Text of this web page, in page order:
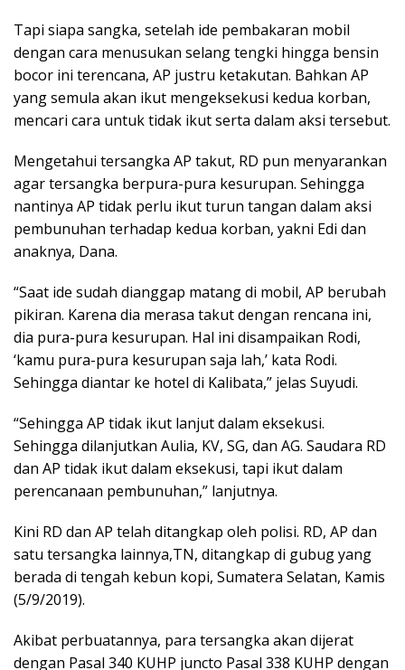
Tapi siapa sangka, setelah ide pembakaran mobil
dengan cara menusukan selang tengki hingga bensin
bocor ini terencana, AP justru ketakutan. Bahkan AP
yang semula akan ikut mengeksekusi kedua korban,
mencari cara untuk tidak ikut serta dalam aksi tersebut.
Mengetahui tersangka AP takut, RD pun menyarankan
agar tersangka berpura-pura kesurupan. Sehingga
nantinya AP tidak perlu ikut turun tangan dalam aksi
pembunuhan terhadap kedua korban, yakni Edi dan
anaknya, Dana.
“Saat ide sudah dianggap matang di mobil, AP berubah
pikiran. Karena dia merasa takut dengan rencana ini,
dia pura-pura kesurupan. Hal ini disampaikan Rodi,
‘kamu pura-pura kesurupan saja lah,’ kata Rodi.
Sehingga diantar ke hotel di Kalibata,” jelas Suyudi.
“Sehingga AP tidak ikut lanjut dalam eksekusi.
Sehingga dilanjutkan Aulia, KV, SG, dan AG. Saudara RD
dan AP tidak ikut dalam eksekusi, tapi ikut dalam
perencanaan pembunuhan,” lanjutnya.
Kini RD dan AP telah ditangkap oleh polisi. RD, AP dan
satu tersangka lainnya,TN, ditangkap di gubug yang
berada di tengah kebun kopi, Sumatera Selatan, Kamis
(5/9/2019).
Akibat perbuatannya, para tersangka akan dijerat
dengan Pasal 340 KUHP juncto Pasal 338 KUHP dengan